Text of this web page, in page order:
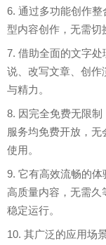
6. 通过多功能创作
型内容创作，无需切
7. 借助全面的文字
说、改写文章、创作
与精力。
8. 因完全免费无限
服务均免费开放，
使用。
9. 它有高效流畅的
高质量内容，无需久
稳定运行。
10. 其广泛的应用场